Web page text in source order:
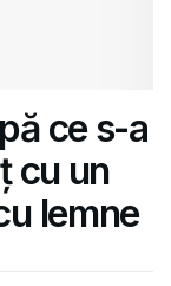
ce s-a
cu un
lemne